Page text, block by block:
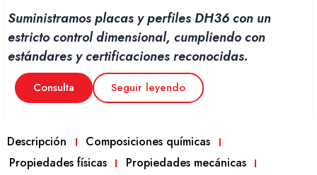
Suministramos placas y perfiles DH36 con un
estricto control dimensional, cumpliendo con
estándares y certificaciones reconocidas.
Consulta Seguir leyendo
Descripción
Composiciones químicas
Propiedades físicas
Propiedades mecánicas